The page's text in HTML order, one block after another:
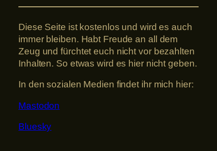
Diese Seite ist kostenlos und wird es auch
immer bleiben. Habt Freude an all dem
Zeug und fürchtet euch nicht vor bezahlten
Inhalten. So etwas wird es hier nicht geben.
In den sozialen Medien findet ihr mich hier:
Mastodon
Bluesky